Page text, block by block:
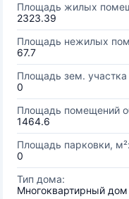
Площадь жилых
2323.39
Площадь нежилых
67.7
Площадь зем.
0
Площадь помещений
1464.6
Площадь парковки, м²:
0
Тип дома:
Многоквартирный дом